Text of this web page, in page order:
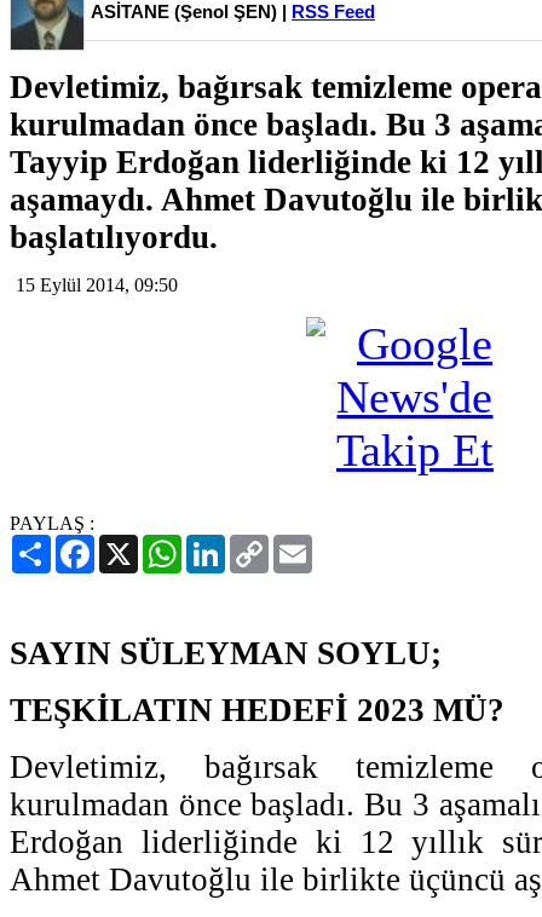
ASİTANE (Şenol ŞEN) | RSS Feed
Devletimiz, bağırsak temizleme
kurulmadan önce başladı. Bu 3
Tayyip Erdoğan liderliğinde ki 12
aşamaydı. Ahmet Davutoğlu ile
başlatılıyordu.
15 Eylül 2014, 09:50
PAYLAŞ :
PaylaşFacebook
X WhatsAppLinkedIn
Copy
Link
SAYIN SÜLEYMAN SOYLU;
TEŞKİLATIN HEDEFİ 2023 MÜ?
Devletimiz, bağırsak temizleme
kurulmadan önce başladı. Bu 3
Erdoğan liderliğinde ki 12 yıllık
Ahmet Davutoğlu ile birlikte üçüncü